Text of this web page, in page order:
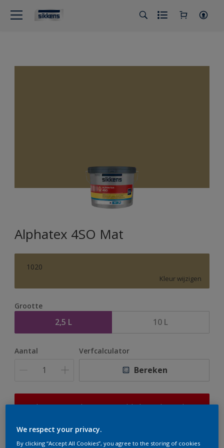
Alphatex 4SO Mat
1020
Kleur wijzigen
Grootte
2,5 L 10 L
Aantal Verfcalculator
Bereken
Op dit moment is het niet mogelijk dit product online
er hard aan om de voorraad aan te vullen.
We respect your privacy.
By clicking “Accept All Cookies”, you agree to the storing of cookies